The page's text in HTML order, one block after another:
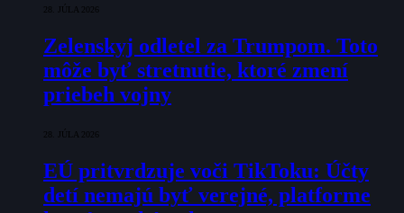
28. JÚLA 2026
Zelenskyj odletel za Trumpom. Toto
môže byť stretnutie, ktoré zmení
priebeh vojny
28. JÚLA 2026
EÚ pritvrdzuje voči TikToku: Účty
detí nemajú byť verejné, platforme